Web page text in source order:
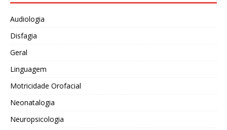
Audiologia
Disfagia
Geral
Linguagem
Motricidade Orofacial
Neonatalogia
Neuropsicologia